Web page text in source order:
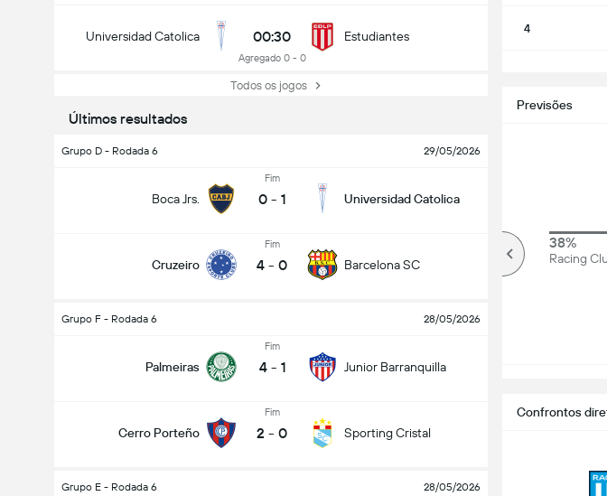
Universidad Catolica 00:30
Agregado 0 - 0
Estudiantes
Todos os jogos
Últimos resultados
Grupo D - Rodada 6 29/05/2026
Boca Jrs.
Fim
0 - 1 Universidad Catolica
Cruzeiro
Fim
4 - 0 Barcelona SC
Grupo F - Rodada 6 28/05/2026
Palmeiras
Fim
4 - 1 Junior Barranquilla
Cerro Porteño
Fim
2 - 0 Sporting Cristal
Grupo E - Rodada 6 28/05/2026
4
Previsões
38%
Racing
Total de Gols (2.5)
Total de votos: 895
Mais que
Confrontos